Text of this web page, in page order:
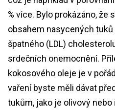
% více. Bylo prokázáno, že
obsahem nasycených
špatného (LDL)
srdečních onemocnění.
kokosového oleje je v
vaření byste měli dávat
tukům, jako je olivový nebo